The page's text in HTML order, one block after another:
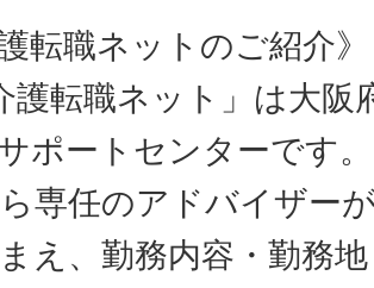
転職ネットのご紹介》
護転職ネット」は大阪
ポートセンターです
専任のアドバイザー
え、勤務内容・勤務